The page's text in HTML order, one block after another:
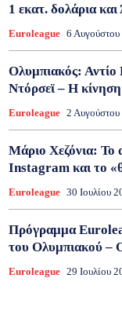
1 εκατ. δολάρια
Euroleague 6
Ολυμπιακός:
Ντόρσεϊ – Η
Euroleague 2
Μάριο Χεζόνια: Το
Instagram και το
Euroleague 30 Ιουλίου
Πρόγραμμα
του Ολυμπιακού –
Euroleague 29 Ιουλίου